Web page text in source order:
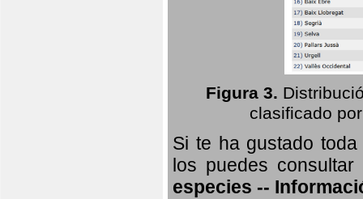
Figura 3.
clasificado
Si te ha gustado
los puedes
especies --